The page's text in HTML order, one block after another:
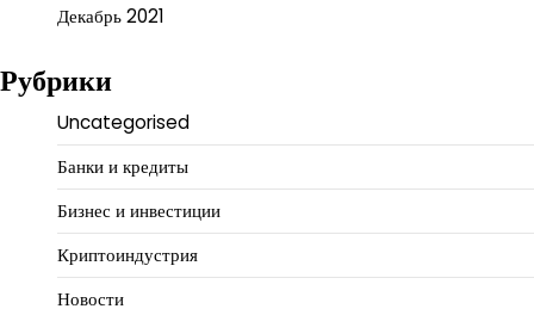
Декабрь 2021
Рубрики
Uncategorised
Банки и кредиты
Бизнес и инвестиции
Криптоиндустрия
Новости